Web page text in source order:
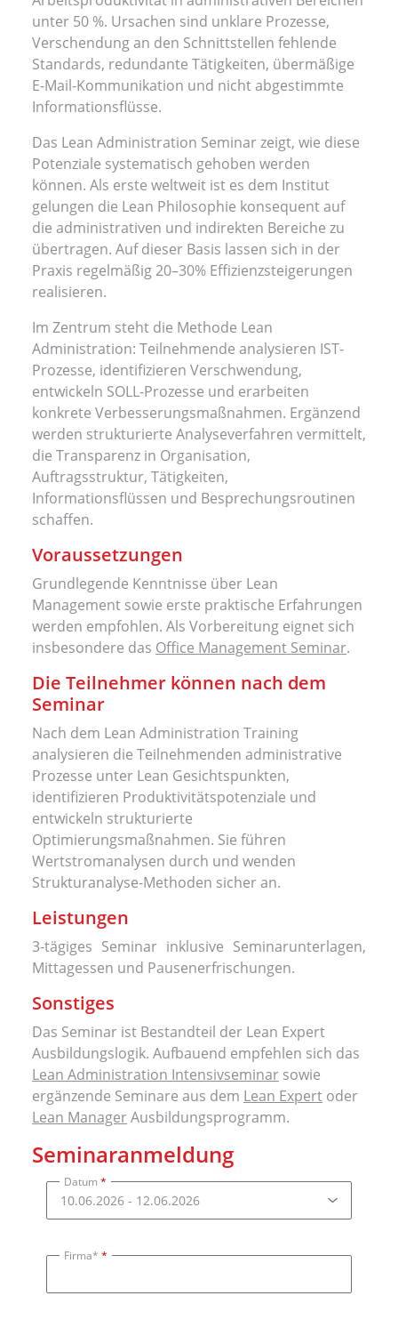
unter 50 %. Ursachen sind unklare Prozesse,
Verschendung an den Schnittstellen fehlende
Standards, redundante Tätigkeiten, übermäßige
E-Mail-Kommunikation und nicht abgestimmte
Informationsflüsse.
Das Lean Administration Seminar zeigt, wie diese
Potenziale systematisch gehoben werden
können. Als erste weltweit ist es dem Institut
gelungen die Lean Philosophie konsequent auf
die administrativen und indirekten Bereiche zu
übertragen. Auf dieser Basis lassen sich in der
Praxis regelmäßig 20–30% Effizienzsteigerungen
realisieren.
Im Zentrum steht die Methode Lean
Administration: Teilnehmende analysieren IST-
Prozesse, identifizieren Verschwendung,
entwickeln SOLL-Prozesse und erarbeiten
konkrete Verbesserungsmaßnahmen. Ergänzend
werden strukturierte Analyseverfahren vermittelt,
die Transparenz in Organisation,
Auftragsstruktur, Tätigkeiten,
Informationsflüssen und Besprechungsroutinen
schaffen.
Voraussetzungen
Grundlegende Kenntnisse über Lean
Management sowie erste praktische Erfahrungen
werden empfohlen. Als Vorbereitung eignet sich
insbesondere das Office Management Seminar.
Die Teilnehmer können nach dem
Seminar
Nach dem Lean Administration Training
analysieren die Teilnehmenden administrative
Prozesse unter Lean Gesichtspunkten,
identifizieren Produktivitätspotenziale und
entwickeln strukturierte
Optimierungsmaßnahmen. Sie führen
Wertstromanalysen durch und wenden
Strukturanalyse-Methoden sicher an.
Leistungen
3-tägiges Seminar inklusive Seminarunterlagen,
Mittagessen und Pausenerfrischungen.
Sonstiges
Das Seminar ist Bestandteil der Lean Expert
Ausbildungslogik. Aufbauend empfehlen sich das
Lean Administration Intensivseminar sowie
ergänzende Seminare aus dem Lean Expert oder
Lean ManagerAusbildungsprogramm.
Seminaranmeldung
Datum
Firma*